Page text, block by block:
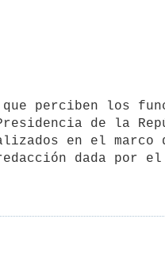
de la
en el marco
dada por